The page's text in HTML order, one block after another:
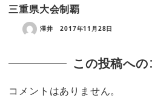
三重県大会制覇
澤井 2017年11月28日
この投稿への
コメントはありません。